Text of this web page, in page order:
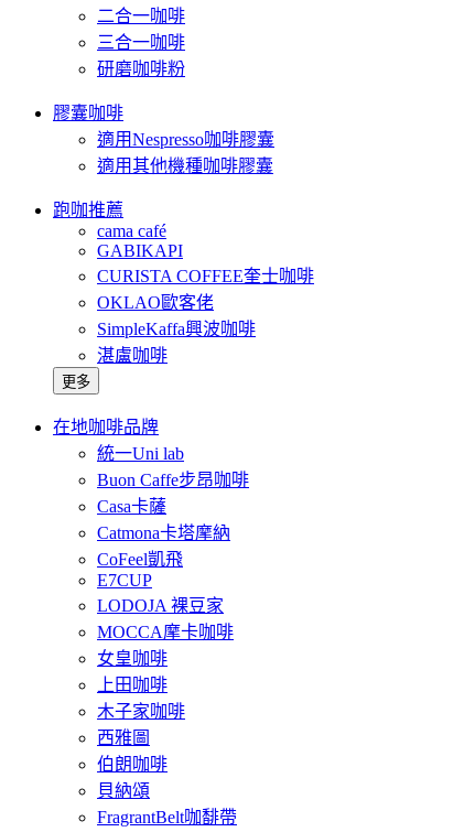
二合一咖啡
三合一咖啡
研磨咖啡粉
膠囊咖啡
適用Nespresso咖啡膠囊
適用其他機種咖啡膠囊
跑咖推薦
cama café
GABIKAPI
CURISTA COFFEE奎士咖啡
OKLAO歐客佬
SimpleKaffa興波咖啡
湛盧咖啡
更多
在地咖啡品牌
統一Uni lab
Buon Caffe步昂咖啡
Casa卡薩
Catmona卡塔摩納
CoFeel凱飛
E7CUP
LODOJA 裸豆家
MOCCA摩卡咖啡
女皇咖啡
上田咖啡
木子家咖啡
西雅圖
伯朗咖啡
貝納頌
FragrantBelt咖馡帶